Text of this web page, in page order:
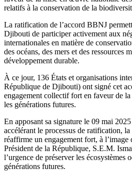
relatifs à la conservation de la
La ratification de l’accord BBNJ
Djibouti de participer activement aux
internationales en matière de
des océans, des mers et des ressources
développement durable.
À ce jour, 136 États et organisations
République de Djibouti) ont signé cet
engagement collectif fort en faveur de
les générations futures.
En apposant sa signature le 09 mai
accélérant le processus de ratification,
réaffirme un engagement fort, à l’image
Président de la République, S.E.M.
l’urgence de préserver les écosystèmes
générations futures.